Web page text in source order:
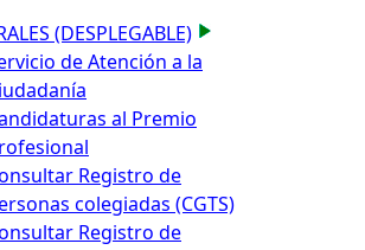
(DESPLEGABLE)
de Atención a la
al Premio
Registro de
colegiadas (CGTS)
Registro de